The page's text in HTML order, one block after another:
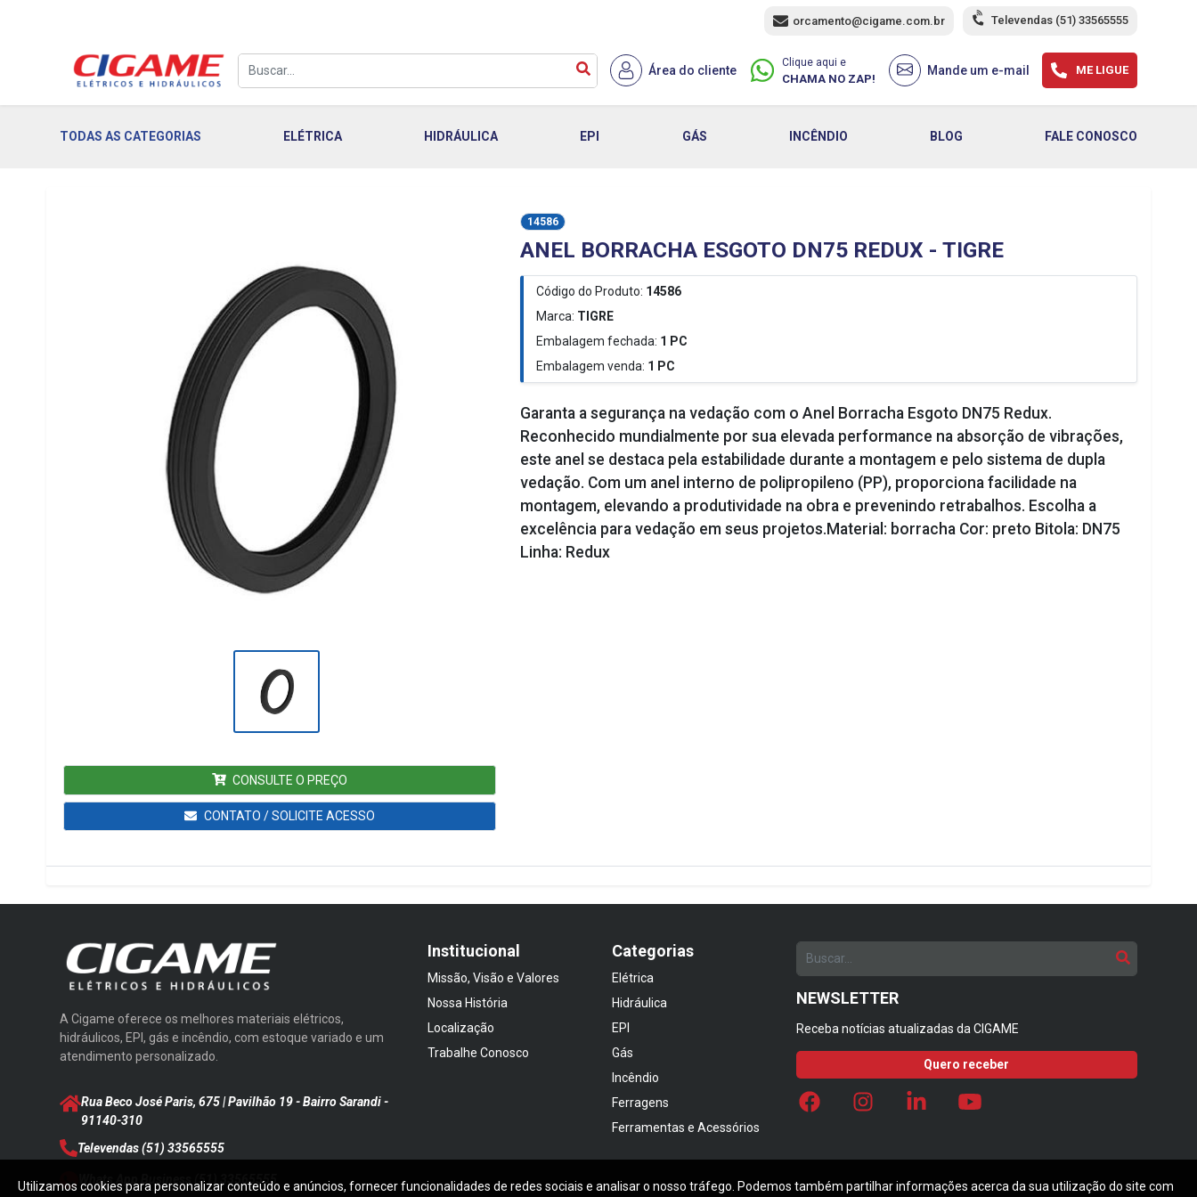
orcamento@cigame.com.br Televendas (51) 33565555
Área do cliente
Clique aqui e
CHAMA NO ZAP!
Mande um e-mail ME LIGUE
TODAS AS CATEGORIAS ELÉTRICA HIDRÁULICA EPI GÁS INCÊNDIO BLOG FALE CONOSCO
CONSULTE O PREÇO
CONTATO / SOLICITE ACESSO
14586
ANEL BORRACHA ESGOTO DN75 REDUX - TIGRE
Código do Produto: 14586
Marca: TIGRE
Embalagem fechada: 1 PC
Embalagem venda: 1 PC
Garanta a segurança na vedação com o Anel Borracha Esgoto DN75 Redux.
Reconhecido mundialmente por sua elevada performance na absorção de vibrações,
este anel se destaca pela estabilidade durante a montagem e pelo sistema de dupla
vedação. Com um anel interno de polipropileno (PP), proporciona facilidade na
montagem, elevando a produtividade na obra e prevenindo retrabalhos. Escolha a
excelência para vedação em seus projetos.Material: borracha Cor: preto Bitola: DN75
Linha: Redux
A Cigame oferece os melhores materiais elétricos,
hidráulicos, EPI, gás e incêndio, com estoque variado e um
atendimento personalizado.
Rua Beco José Paris, 675 | Pavilhão 19 - Bairro Sarandi-
91140-310
Televendas(51) 33565555
Whats App Business (51) 33565555
Institucional
Missão, Visão e Valores
Nossa História
Localização
Trabalhe Conosco
Categorias
Elétrica
Hidráulica
EPI
Gás
Incêndio
Ferragens
Ferramentas e Acessórios
NEWSLETTER
Receba notícias atualizadas da CIGAME
Quero receber
Utilizamos cookies para personalizar conteúdo e anúncios, fornecer funcionalidades de redes sociais e analisar o nosso tráfego. Podemos também partilhar informações acerca da sua utilização do site com